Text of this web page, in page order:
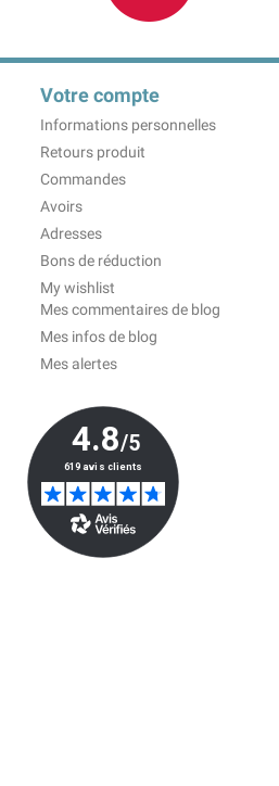
Votre compte
Informations personnelles
Retours produit
Commandes
Avoirs
Adresses
Bons de réduction
My wishlist
Mes commentaires de blog
Mes infos de blog
Mes alertes